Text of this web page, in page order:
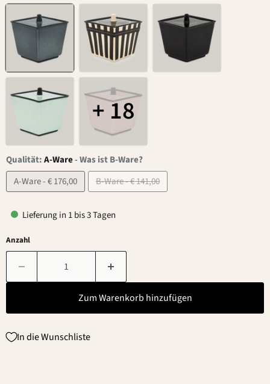
+ 18
Qualität:A-Ware-Was ist B-Ware?
A-Ware - € 176,00
B-Ware - € 141,00
Lieferung in 1 bis 3 Tagen
Anzahl
Zum Warenkorb hinzufügen
In die Wunschliste